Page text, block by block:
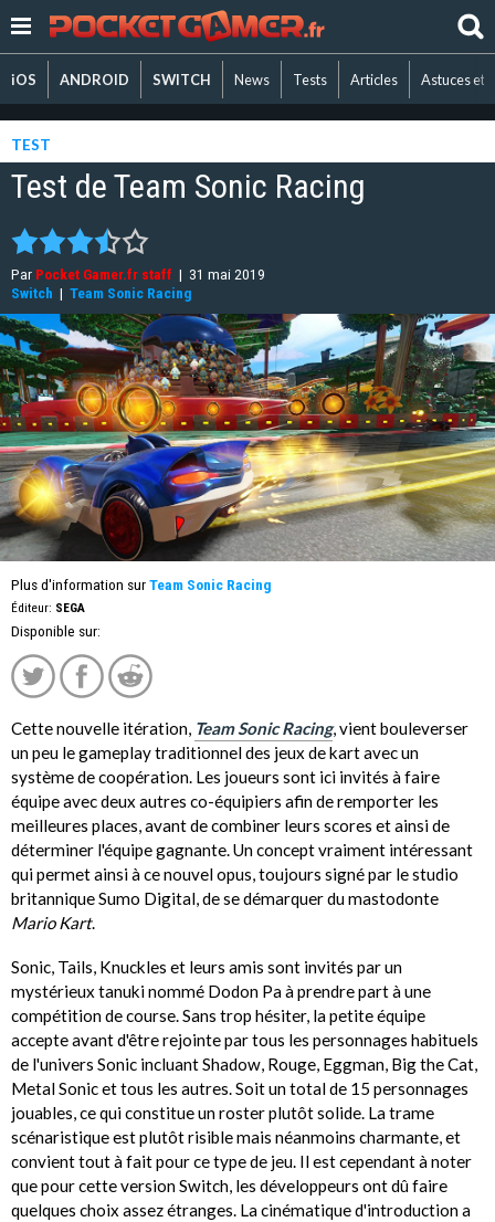
iOS ANDROID SWITCH News Tests Articles Astuces et
TEST
Test de Team Sonic Racing
Par Pocket Gamer.fr staff | 31 mai 2019
Switch | Team Sonic Racing
Plus d'information surTeam Sonic Racing
Éditeur: SEGA
Disponible sur:
Cette nouvelle itération, Team Sonic Racing, vient bouleverser
un peu le gameplay traditionnel des jeux de kart avec un
système de coopération. Les joueurs sont ici invités à faire
équipe avec deux autres co-équipiers afin de remporter les
meilleures places, avant de combiner leurs scores et ainsi de
déterminer l'équipe gagnante. Un concept vraiment intéressant
qui permet ainsi à ce nouvel opus, toujours signé par le studio
britannique Sumo Digital, de se démarquer du mastodonte
Mario Kart.
Sonic, Tails, Knuckles et leurs amis sont invités par un
mystérieux tanuki nommé Dodon Pa à prendre part à une
compétition de course. Sans trop hésiter, la petite équipe
accepte avant d'être rejointe par tous les personnages habituels
de l'univers Sonic incluant Shadow, Rouge, Eggman, Big the Cat,
Metal Sonic et tous les autres. Soit un total de 15 personnages
jouables, ce qui constitue un roster plutôt solide. La trame
scénaristique est plutôt risible mais néanmoins charmante, et
convient tout à fait pour ce type de jeu. Il est cependant à noter
que pour cette version Switch, les développeurs ont dû faire
quelques choix assez étranges. La cinématique d'introduction a